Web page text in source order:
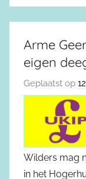
Arme
eigen
Geplaatst op
Wilders mag
in het